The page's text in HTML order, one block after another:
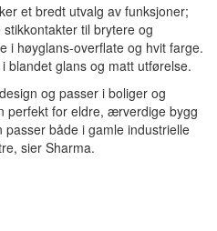
et bredt utvalg av funksjoner;
til brytere og
i høyglans-overflate og hvit farge.
blandet glans og matt utførelse.
og passer i boliger og
perfekt for eldre, ærverdige bygg
både i gamle industrielle
sier Sharma.